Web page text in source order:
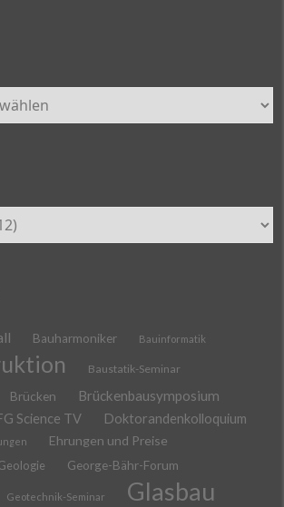
Bauharmoniker Bauinformatik
Baustatik-Seminar
Brücken Brückenbausymposium
Science TV Doktorandenkolloquium
Ehrungen und Preise
George-Bähr-Forum
Geotechnik-Seminar Glasbau